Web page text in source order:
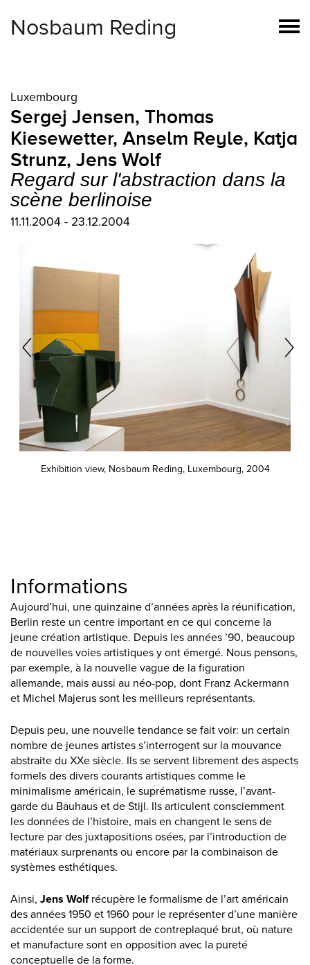
Nosbaum Reding
Luxembourg
Sergej Jensen, Thomas
Kiesewetter, Anselm Reyle, Katja
Strunz, Jens Wolf
Regard sur l'abstraction dans la
scène berlinoise
11.11.2004 - 23.12.2004
Exhibition view, Nosbaum Reding, Luxembourg, 2004
Informations
Aujourd’hui, une quinzaine d’années après la réunification,
Berlin reste un centre important en ce qui concerne la
jeune création artistique. Depuis les années ’90, beaucoup
de nouvelles voies artistiques y ont émergé. Nous pensons,
par exemple, à la nouvelle vague de la figuration
allemande, mais aussi au néo-pop, dont Franz Ackermann
et Michel Majerus sont les meilleurs représentants.
Depuis peu, une nouvelle tendance se fait voir: un certain
nombre de jeunes artistes s’interrogent sur la mouvance
abstraite du XXe siècle. Ils se servent librement des aspects
formels des divers courants artistiques comme le
minimalisme américain, le suprématisme russe, l’avant-
garde du Bauhaus et de Stijl. Ils articulent consciemment
les données de l’histoire, mais en changent le sens de
lecture par des juxtapositions osées, par l’introduction de
matériaux surprenants ou encore par la combinaison de
systèmes esthétiques.
Ainsi, Jens Wolfrécupère le formalisme de l’art américain
des années 1950 et 1960 pour le représenter d’une manière
accidentée sur un support de contreplaqué brut, où nature
et manufacture sont en opposition avec la pureté
conceptuelle de la forme.